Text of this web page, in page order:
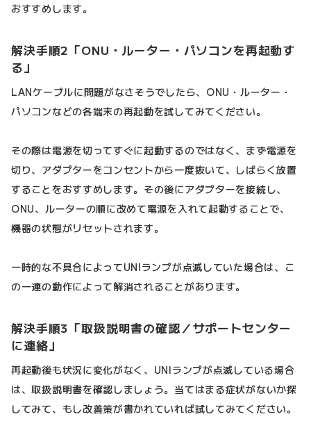
おすすめします。
解決手順2「ONU・ルーター・パソコンを再起動す
る」
LANケーブルに問題がなさそうでしたら、ONU・ルーター・
パソコンなどの各端末の再起動を試してみてください。
その際は電源を切ってすぐに起動するのではなく、まず電源を
切り、アダプターをコンセントから一度抜いて、しばらく放置
することをおすすめします。その後にアダプターを接続し、
ONU、ルーターの順に改めて電源を入れて起動することで、
機器の状態がリセットされます。
一時的な不具合によってUNIランプが点滅していた場合は、こ
の一連の動作によって解消されることがあります。
解決手順3「取扱説明書の確認／サポートセンター
に連絡」
再起動後も状況に変化がなく、UNIランプが点滅している場合
は、取扱説明書を確認しましょう。当てはまる症状がないか探
してみて、もし改善策が書かれていれば試してみてください。